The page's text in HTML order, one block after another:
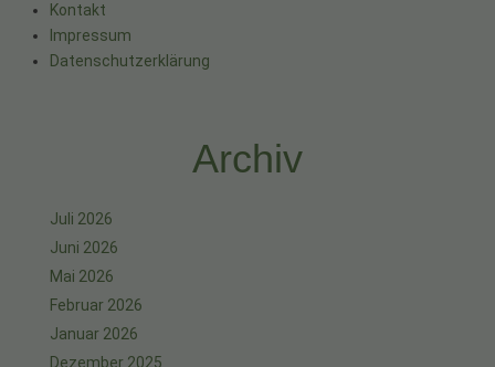
Kontakt
Impressum
Datenschutzerklärung
Archiv
Juli 2026
Juni 2026
Mai 2026
Februar 2026
Januar 2026
Dezember 2025